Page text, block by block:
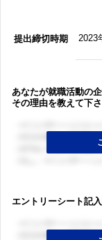
提出締切時期 2023
あなたが就職活動の
その理由を教えて下
エントリーシート記